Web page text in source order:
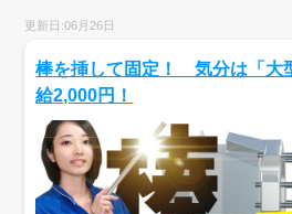
更新日:06月26日
棒を挿して固定！ 気分は「大
給2,000円！